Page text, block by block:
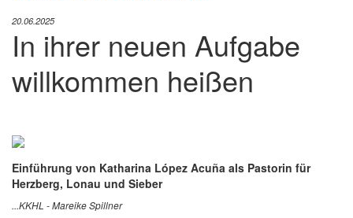
20.06.2025
In ihrer neuen Aufgabe
willkommen heißen
Einführung von Katharina López Acuña als Pastorin für
Herzberg, Lonau und Sieber
...KKHL - Mareike Spillner